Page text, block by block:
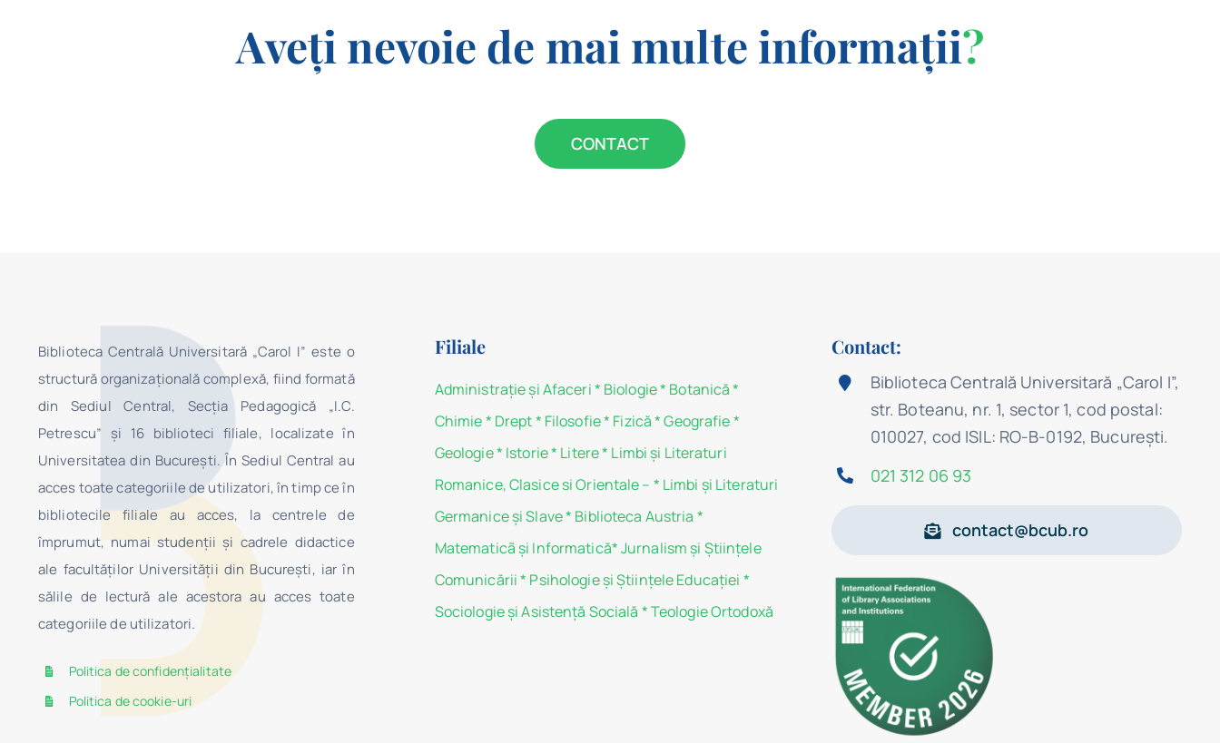
Aveți nevoie de mai multe informații?
CONTACT
Biblioteca Centrală Universitară „Carol I” este o
structură organizaţională complexă, fiind formată
din Sediul Central, Secţia Pedagogică „I.C.
Petrescu” şi 16 biblioteci filiale, localizate în
Universitatea din Bucureşti. În Sediul Central au
acces toate categoriile de utilizatori, în timp ce în
bibliotecile filiale au acces, la centrele de
împrumut, numai studenţii şi cadrele didactice
ale facultăților Universității din București, iar în
sălile de lectură ale acestora au acces toate
categoriile de utilizatori.
Politica de confidențialitate
Politica de cookie-uri
Filiale
Administraţie şi Afaceri* Biologie* Botanică *
Chimie* Drept* Filosofie* Fizică* Geografie*
Geologie* Istorie* Litere* Limbi și Literaturi
Romanice, Clasice si Orientale – * Limbi și Literaturi
Germanice şi Slave* Biblioteca Austria *
Matematicã și Informatică*Jurnalism şi Ştiinţele
Comunicării* Psihologie şi Ştiinţele Educaţiei *
Sociologie şi Asistenţă Socială *Teologie Ortodoxă
Contact:
Biblioteca Centrală Universitară „Carol I”,
str. Boteanu, nr. 1, sector 1, cod postal:
010027, cod ISIL: RO-B-0192, Bucureşti.
021 312 06 93
contact@bcub.ro